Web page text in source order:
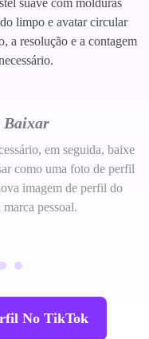
limpo e avatar circular
a resolução e a contagem
Baixar
em seguida, baixe
como uma foto de perfil
imagem de perfil do
pessoal.
No TikTok